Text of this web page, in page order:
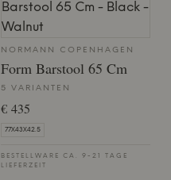
NORMANN COPENHAGEN
Form Barstool 65 Cm
5 VARIANTEN
€ 435
77X43X42.5
BESTELLWARE CA. 9-21 TAGE
LIEFERZEIT